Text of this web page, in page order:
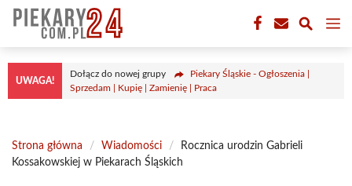
Przejdź
treści
UWAGA!
Dołącz do nowej grupy
Piekary Śląskie - Ogłoszenia |
Sprzedam | Kupię | Zamienię | Praca
Strona główna / Wiadomości /
Rocznica urodzin Gabrieli
Kossakowskiej w Piekarach Śląskich